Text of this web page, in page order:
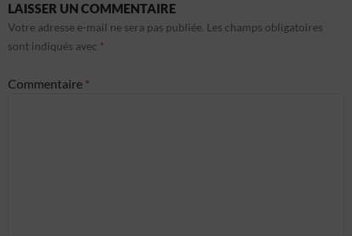
LAISSER UN COMMENTAIRE
Votre adresse e-mail ne sera pas publiée. Les champs obligatoires
sont indiqués avec *
Commentaire *